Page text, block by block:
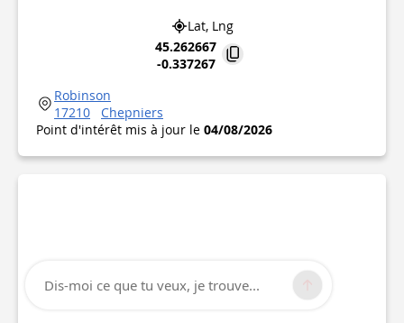
Lat, Lng
45.262667
-0.337267
Robinson
17210
Chepniers
Point d'intérêt mis à jour le 04/08/2026
Dis-moi ce que tu veux, je trouve...